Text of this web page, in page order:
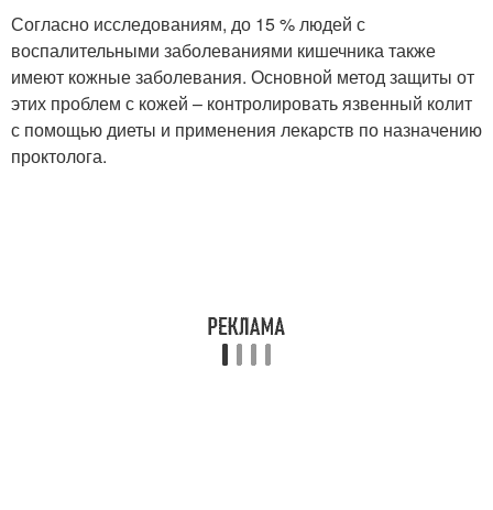
Согласно исследованиям, до 15 % людей с
воспалительными заболеваниями кишечника также
имеют кожные заболевания. Основной метод защиты от
этих проблем с кожей – контролировать язвенный колит
с помощью диеты и применения лекарств по назначению
проктолога.